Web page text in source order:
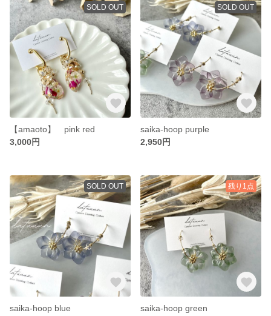
SOLD OUT
【amaoto】 pink red
3,000円
SOLD OUT
saika-hoop purple
2,950円
SOLD OUT
saika-hoop blue
残り1点
saika-hoop green